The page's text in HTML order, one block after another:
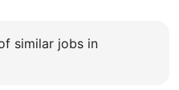
similar jobs in